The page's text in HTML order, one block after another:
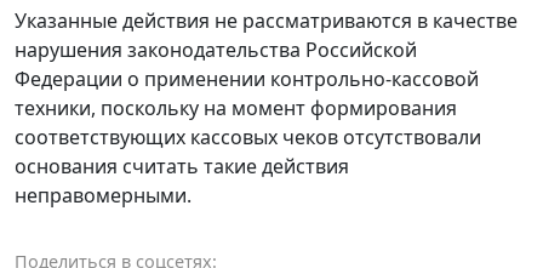
Указанные действия не рассматриваются в качестве
нарушения законодательства Российской
Федерации о применении контрольно-кассовой
техники, поскольку на момент формирования
соответствующих кассовых чеков отсутствовали
основания считать такие действия
неправомерными.
Поделиться в соцсетях: